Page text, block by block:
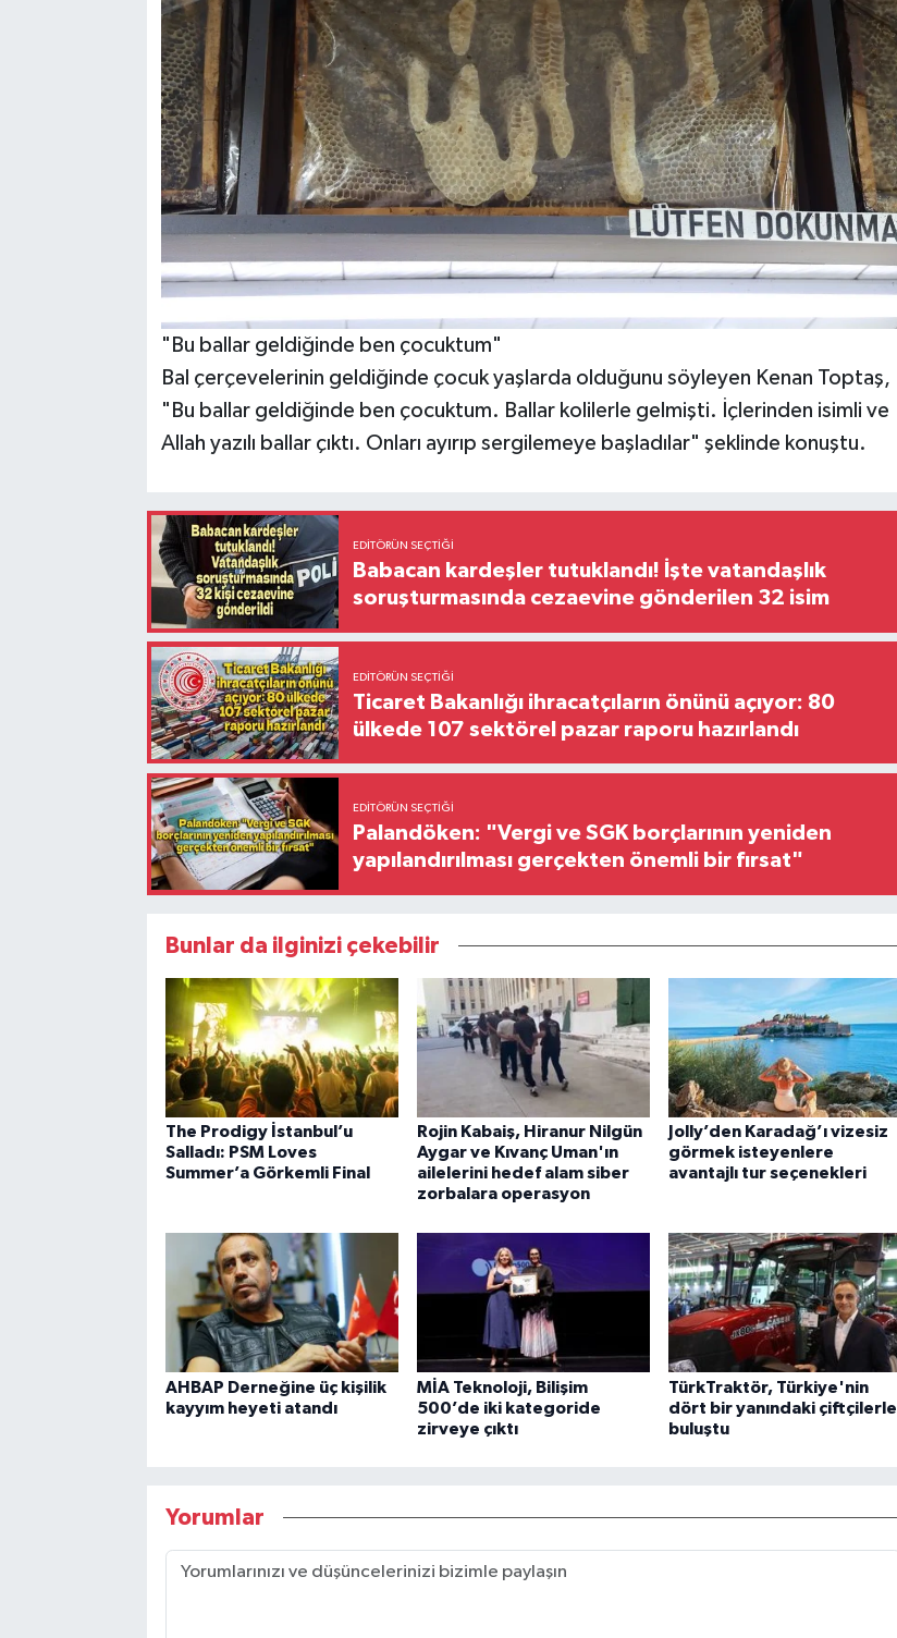
"Bu ballar geldiğinde ben çocuktum"
Bal çerçevelerinin geldiğinde çocuk yaşlarda olduğunu söyleyen Kenan Toptaş,
"Bu ballar geldiğinde ben çocuktum. Ballar kolilerle gelmişti. İçlerinden isimli ve
Allah yazılı ballar çıktı. Onları ayırıp sergilemeye başladılar" şeklinde konuştu.
EDITÖRÜN SEÇTIĞI
Babacan kardeşler tutuklandı! İşte vatandaşlık
soruşturmasında cezaevine gönderilen 32 isim
EDITÖRÜN SEÇTIĞI
Ticaret Bakanlığı ihracatçıların önünü açıyor: 80
ülkede 107 sektörel pazar raporu hazırlandı
EDITÖRÜN SEÇTIĞI
Palandöken: "Vergi ve SGK borçlarının yeniden
yapılandırılması gerçekten önemli bir fırsat"
Bunlar da ilginizi çekebilir
The Prodigy İstanbul’u
Salladı: PSM Loves
Summer’a Görkemli Final
Rojin Kabaiş, Hiranur Nilgün
Aygar ve Kıvanç Uman'ın
ailelerini hedef alam siber
zorbalara operasyon
Jolly’den Karadağ’ı vizesiz
görmek isteyenlere
avantajlı tur seçenekleri
AHBAP Derneğine üç kişilik
kayyım heyeti atandı
MİA Teknoloji, Bilişim
500’de iki kategoride
zirveye çıktı
TürkTraktör, Türkiye'nin
dört bir yanındaki çiftçilerle
buluştu
Yorumlar